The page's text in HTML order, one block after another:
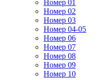
Номер 01
Номер 02
Номер 03
Номер 04-05
Номер 06
Номер 07
Номер 08
Номер 09
Номер 10